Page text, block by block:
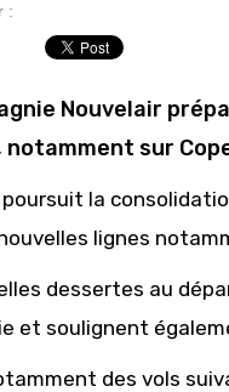
:
Nouvelair
sur
poursuit la
lignes
dessertes au
et soulignent
des vols